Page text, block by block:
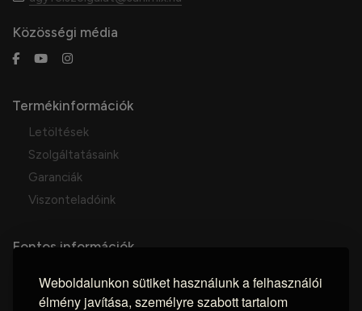
Weboldalunkon sütiket használunk a felhasználói
élmény javítása, személyre szabott tartalom
Közösségi média
Termékinformációk
Letöltések
Szolgáltatásaink
Garanciák
Viszonteladóink
Fontos információk
ÁSZF